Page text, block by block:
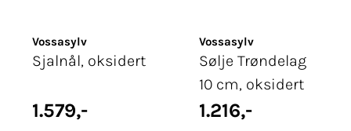
Vossasylv
Sjalnål, oksidert
1.579,-
Vossasylv
Sølje Trøndelag
10 cm, oksidert
1.216,-